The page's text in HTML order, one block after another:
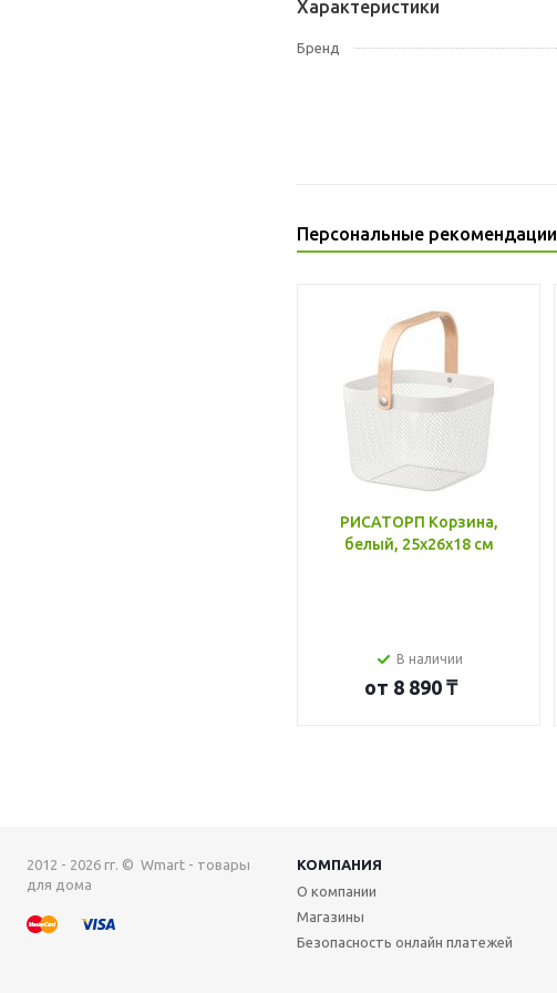
Характеристики
Бренд
Персональные рекомендации
РИСАТОРП Корзина,
белый, 25x26x18 см
В наличии
от 8 890 ₸
2012 - 2026 гг. © Wmart - товары
для дома
КОМПАНИЯ
О компании
Магазины
Безопасность онлайн платежей